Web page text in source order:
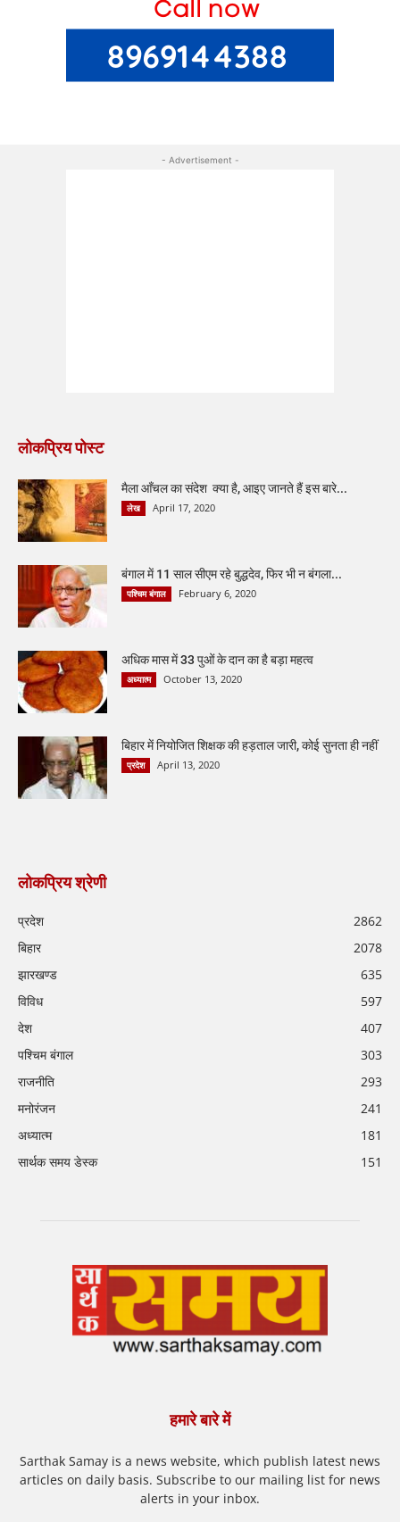
- Advertisement -
लोकप्रिय पोस्ट
मैला आँचल का संदेश क्या है, आइए जानते हैं इस बारे...
लेख April 17, 2020
बंगाल में 11 साल सीएम रहे बुद्धदेव, फिर भी न बंगला...
पश्चिम बंगाल February 6, 2020
अधिक मास में 33 पुओं के दान का है बड़ा महत्व
अध्यात्म October 13, 2020
बिहार में नियोजित शिक्षक की हड़ताल जारी, कोई सुनता ही नहीं
प्रदेश April 13, 2020
लोकप्रिय श्रेणी
प्रदेश
2862
बिहार
2078
झारखण्ड
635
विविध
597
देश
407
पश्चिम बंगाल
303
राजनीति
293
मनोरंजन
241
अध्यात्म
181
सार्थक समय डेस्क
151
हमारे बारे में
Sarthak Samay is a news website, which publish latest news
articles on daily basis. Subscribe to our mailing list for news
alerts in your inbox.